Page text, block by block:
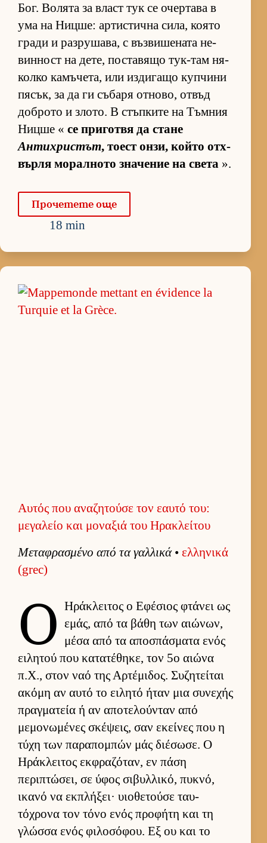
Бог. Во­лята за власт тук се очер­тава в
ума на Ниц­ше: ар­тис­тична си­ла, ко­ято
гради и раз­ру­ша­ва, с въз­ви­ше­ната не­
вин­ност на де­те, пос­та­вящо тук-там ня­
колко ка­мъ­че­та, или из­ди­гащо куп­чини
пя­сък, за да ги съ­баря от­но­во, от­въд
доб­рото и зло­то. В стъп­ките на Тъм­ния
Ницше « се при­готвя да стане
Антихристът, то­ест он­зи, който от­х­
върля мо­рал­ното зна­че­ние на света ».
Про­че­тете още
18 min
Αυτός που αναζητούσε τον εαυτό του:
μεγαλείο και μοναξιά του Ηρακλείτου
Μεταφρασμένο από τα γαλ­λικά• ελ­ληνικά
(grec)
Ο Ηράκλει­τος ο Εφέσιος φτάνει ως
εμάς, από τα βάθη των αιώνων,
μέσα από τα αποσπάσματα ενός
ει­λητού που κατατέθηκε, τον 5ο αιώνα
π.Χ., στον ναό της Αρ­τέμιδος. Συζητεί­ται
ακόμη αν αυτό το ει­λητό ήταν μια συνεχής
πραγ­ματεία ή αν αποτελού­νταν από
μεμονωμένες σκέψεις, σαν εκεί­νες που η
τύχη των παραπομπών μάς διέσωσε. Ο
Ηράκλει­τος εκ­φραζόταν, εν πάση
περιπτώσει, σε ύφος σιβυλ­λικό, πυκνό,
ικανό να εκ­πλήξει· υιο­θετούσε ταυ­
τόχρονα τον τόνο ενός προφήτη και τη
γλώσσα ενός φιλοσόφου. Εξ ου και το